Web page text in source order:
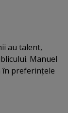
au talent,
Manuel
în preferinţele